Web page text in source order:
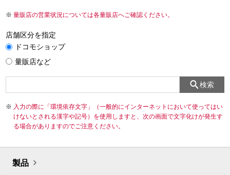
量販店の営業状況については各量販店へご確認ください。
店舗区分を指定
ドコモショップ
量販店など
検索
入力の際に「環境依存文字」（一般的にインターネットにおいて使ってはい
けないとされる漢字や記号）を使用しますと、次の画面で文字化けが発生す
る場合がありますのでご注意ください。
製品